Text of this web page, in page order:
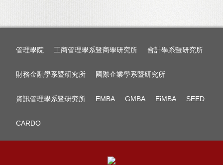
管理學院 工商管理學系暨商學研究所 會計學系暨研究所
財務金融學系暨研究所 國際企業學系暨研究所
資訊管理學系暨研究所 EMBA GMBA EiMBA SEED
CARDO